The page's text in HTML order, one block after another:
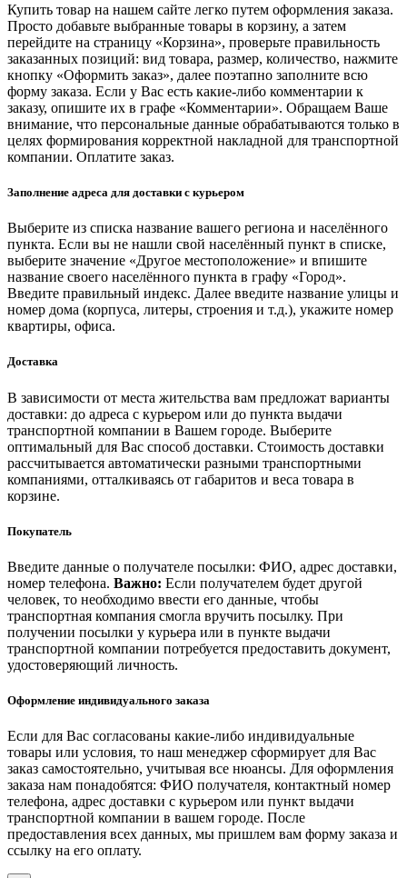
Купить товар на нашем сайте легко путем оформления заказа.
Просто добавьте выбранные товары в корзину, а затем
перейдите на страницу «Корзина», проверьте правильность
заказанных позиций: вид товара, размер, количество, нажмите
кнопку «Оформить заказ», далее поэтапно заполните всю
форму заказа. Если у Вас есть какие-либо комментарии к
заказу, опишите их в графе «Комментарии». Обращаем Ваше
внимание, что персональные данные обрабатываются только в
целях формирования корректной накладной для транспортной
компании. Оплатите заказ.
Заполнение адреса для доставки с курьером
Выберите из списка название вашего региона и населённого
пункта. Если вы не нашли свой населённый пункт в списке,
выберите значение «Другое местоположение» и впишите
название своего населённого пункта в графу «Город».
Введите правильный индекс. Далее введите название улицы и
номер дома (корпуса, литеры, строения и т.д.), укажите номер
квартиры, офиса.
Доставка
В зависимости от места жительства вам предложат варианты
доставки: до адреса с курьером или до пункта выдачи
транспортной компании в Вашем городе. Выберите
оптимальный для Вас способ доставки. Стоимость доставки
рассчитывается автоматически разными транспортными
компаниями, отталкиваясь от габаритов и веса товара в
корзине.
Покупатель
Введите данные о получателе посылки: ФИО, адрес доставки,
номер телефона. Важно: Если получателем будет другой
человек, то необходимо ввести его данные, чтобы
транспортная компания смогла вручить посылку. При
получении посылки у курьера или в пункте выдачи
транспортной компании потребуется предоставить документ,
удостоверяющий личность.
Оформление индивидуального заказа
Если для Вас согласованы какие-либо индивидуальные
товары или условия, то наш менеджер сформирует для Вас
заказ самостоятельно, учитывая все нюансы. Для оформления
заказа нам понадобятся: ФИО получателя, контактный номер
телефона, адрес доставки с курьером или пункт выдачи
транспортной компании в вашем городе. После
предоставления всех данных, мы пришлем вам форму заказа и
ссылку на его оплату.